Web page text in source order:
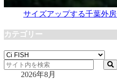
サイズアップする千葉外房
カテゴリー
カ
テ
2026年8月